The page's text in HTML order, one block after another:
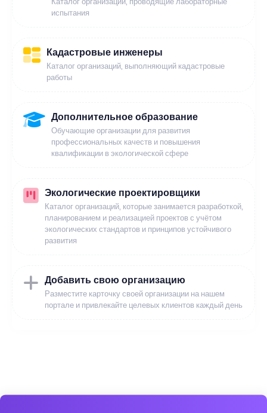
испытания
Кадастровые инженеры
Каталог организаций, выполняющий кадастровые
работы
Дополнительное образование
Обучающие организации для развития
профессиональных качеств и повышения
квалификации в экологической сфере
Экологические проектировщики
Каталог организаций, которые занимается разработкой,
планированием и реализацией проектов с учётом
экологических стандартов и принципов устойчивого
развития
Добавить свою организацию
Разместите карточку своей организации на нашем
портале и привлекайте целевых клиентов каждый день